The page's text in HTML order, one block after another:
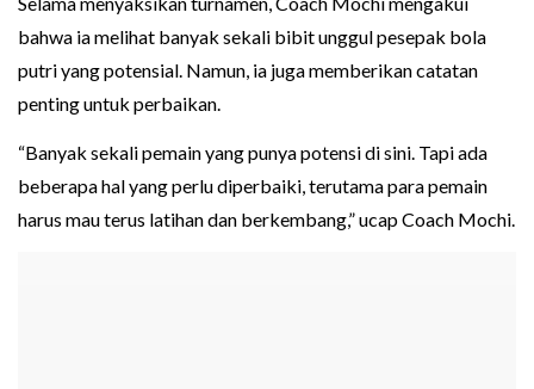
bahwa ia melihat banyak sekali bibit unggul pesepak bola
putri yang potensial. Namun, ia juga memberikan catatan
penting untuk perbaikan.
“Banyak sekali pemain yang punya potensi di sini. Tapi ada
beberapa hal yang perlu diperbaiki, terutama para pemain
harus mau terus latihan dan berkembang,” ucap Coach Mochi.